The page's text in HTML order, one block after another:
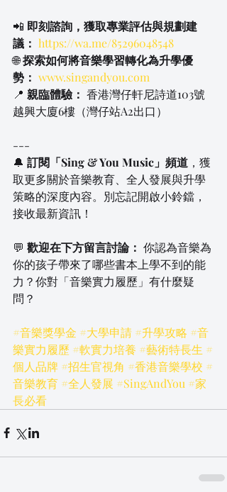
📲 即刻諮詢，獲取專業評估與規劃建
議： https://wa.me/85296048548
🌐 探索如何將音樂學習轉化為升學優
勢： www.singandyou.com
📍 親臨體驗： 香港灣仔軒尼詩道103號
越興大廈6樓（灣仔站A2出口）
---
🔔 訂閱「Sing & You Music」頻道 ，獲
取更多關於音樂教育、全人發展與升學
策略的深度內容。別忘記開啟小鈴鐺，
接收最新資訊！
💬 歡迎在下方留言討論： 你認為音樂為
你的孩子帶來了哪些書本上學不到的能
力？你對「音樂實力履歷」有什麼疑
問？
#音樂獎學金 #大學申請 #升學攻略 #音
樂實力履歷 #軟實力培養 #藝術特長生 #
個人品牌 #招生官視角 #香港音樂學校 #
音樂教育 #全人發展 #SingAndYou #家
長必看